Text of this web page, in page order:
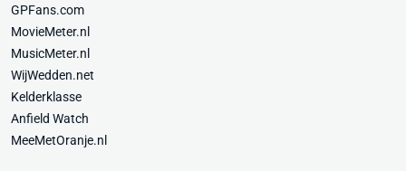
GPFans.com
MovieMeter.nl
MusicMeter.nl
WijWedden.net
Kelderklasse
Anfield Watch
MeeMetOranje.nl